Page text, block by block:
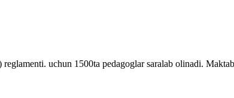
uchun 1500ta pedagoglar saralab olinadi.